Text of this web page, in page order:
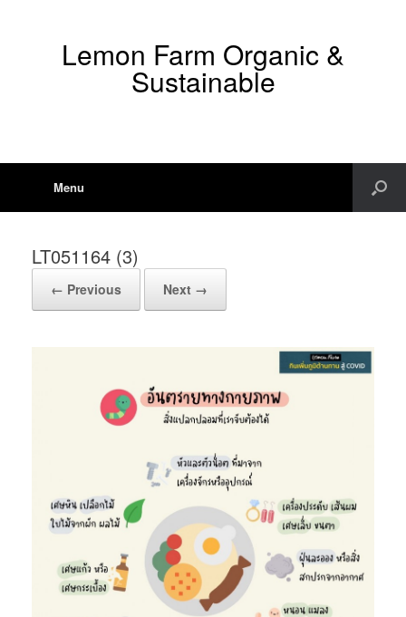
Lemon Farm Organic &
Sustainable
Menu
LT051164 (3)
← Previous Next →